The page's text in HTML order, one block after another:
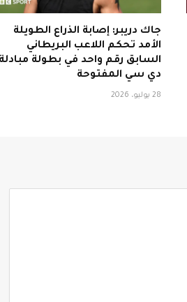
جاك دريبر: إصابة الذراع الطويلة
الأمد تحكم اللاعب البريطاني
السابق رقم واحد في بطولة مبادلة
دي سي المفتوحة
28 يوليو، 2026